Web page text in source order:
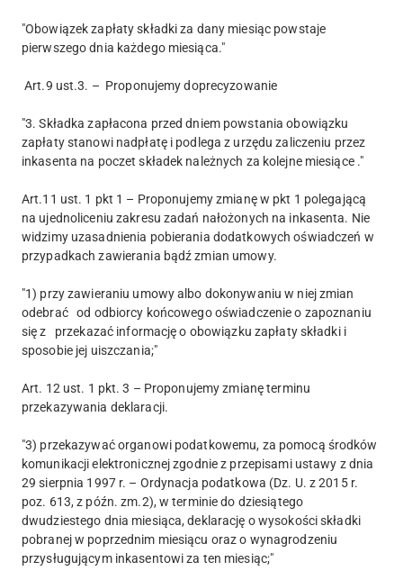
"Obowiązek zapłaty składki za dany miesiąc powstaje
pierwszego dnia każdego miesiąca."
Art.9 ust.3. – Proponujemy doprecyzowanie
"3. Składka zapłacona przed dniem powstania obowiązku
zapłaty stanowi nadpłatę i podlega z urzędu zaliczeniu przez
inkasenta na poczet składek należnych za kolejne miesiące ."
Art.11 ust. 1 pkt 1 – Proponujemy zmianę w pkt 1 polegającą
na ujednoliceniu zakresu zadań nałożonych na inkasenta. Nie
widzimy uzasadnienia pobierania dodatkowych oświadczeń w
przypadkach zawierania bądź zmian umowy.
"1) przy zawieraniu umowy albo dokonywaniu w niej zmian
odebrać od odbiorcy końcowego oświadczenie o zapoznaniu
się z przekazać informację o obowiązku zapłaty składki i
sposobie jej uiszczania;"
Art. 12 ust. 1 pkt. 3 – Proponujemy zmianę terminu
przekazywania deklaracji.
"3) przekazywać organowi podatkowemu, za pomocą środków
komunikacji elektronicznej zgodnie z przepisami ustawy z dnia
29 sierpnia 1997 r. – Ordynacja podatkowa (Dz. U. z 2015 r.
poz. 613, z późn. zm.2), w terminie do dziesiątego
dwudziestego dnia miesiąca, deklarację o wysokości składki
pobranej w poprzednim miesiącu oraz o wynagrodzeniu
przysługującym inkasentowi za ten miesiąc;"